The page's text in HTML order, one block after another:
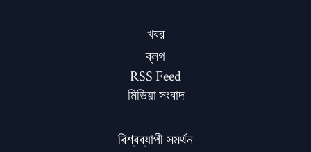
খবর
ব্লগ
RSS Feed
মিডিয়া সংবাদ
বিশ্বব্যাপী সমর্থন